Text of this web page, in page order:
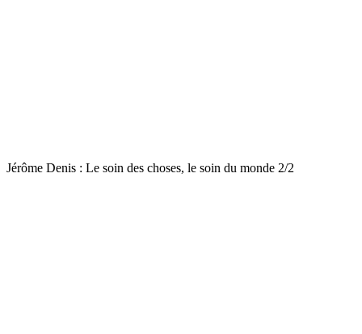
Jérôme Denis : Le soin des choses, le soin du monde 2/2